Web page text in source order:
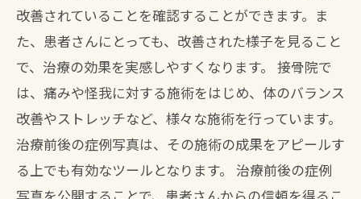
改善されていることを確認することができます。ま
た、患者さんにとっても、改善された様子を見ること
で、治療の効果を実感しやすくなります。 接骨院で
は、痛みや怪我に対する施術をはじめ、体のバランス
改善やストレッチなど、様々な施術を行っています。
治療前後の症例写真は、その施術の成果をアピールす
る上でも有効なツールとなります。 治療前後の症例